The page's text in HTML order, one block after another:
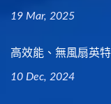
19 Mar, 2025
高效能、無風扇英
10 Dec, 2024